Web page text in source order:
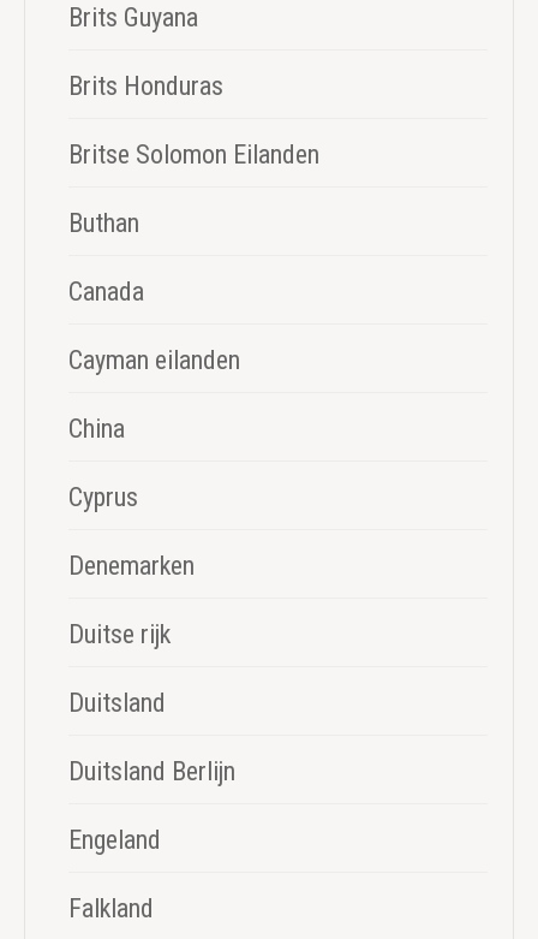
Brits Guyana
Brits Honduras
Britse Solomon Eilanden
Buthan
Canada
Cayman eilanden
China
Cyprus
Denemarken
Duitse rijk
Duitsland
Duitsland Berlijn
Engeland
Falkland